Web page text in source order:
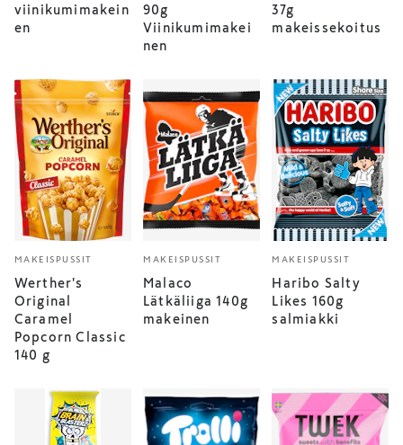
viinikumimakein
en
90g
Viinikumimakei
nen
37g
makeissekoitus
MAKEISPUSSIT
Werther's
Original
Caramel
Popcorn Classic
140 g
MAKEISPUSSIT
Malaco
Lätkäliiga 140g
makeinen
MAKEISPUSSIT
Haribo Salty
Likes 160g
salmiakki